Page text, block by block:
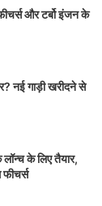
और टर्बो इंजन के
नई गाड़ी खरीदने से
के लिए तैयार,